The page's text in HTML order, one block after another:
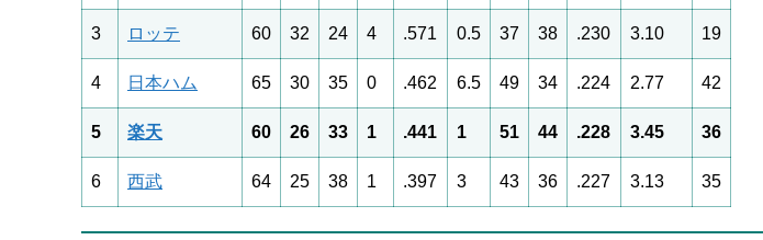
3 ロッテ 60 32 24 4 .571 0.5 37 38 .230 3.10 19
4 日本ハム 65 30 35 0 .462 6.5 49 34 .224 2.77 42
5 楽天 60 26 33 1 .441 1 51 44 .228 3.45 36
6 西武 64 25 38 1 .397 3 43 36 .227 3.13 35